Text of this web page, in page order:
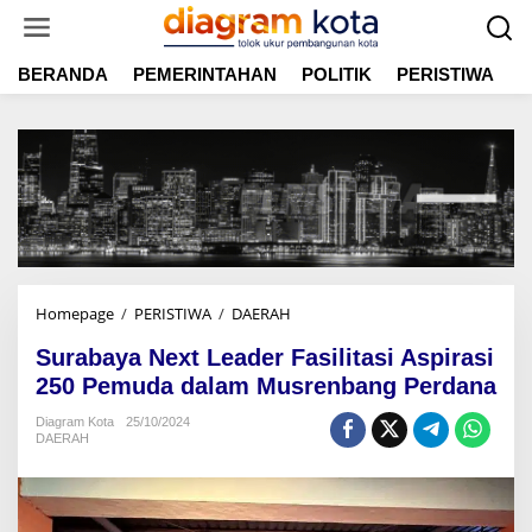
t
BERANDA PEMERINTAHAN POLITIK PERISTIWA
Homepage / PERISTIWA / DAERAH
r
a
e
Surabaya Next Leader Fasilitasi Aspirasi
250 Pemuda dalam Musrenbang Perdana
Diagram Kota
25/10/2024
DAERAH